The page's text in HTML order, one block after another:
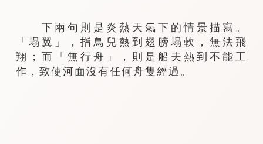
下兩句則是炎熱天氣下的情景描寫。
「塌翼」，指鳥兒熱到翅膀塌軟，無法飛
翔；而「無行舟」，則是船夫熱到不能工
作，致使河面沒有任何舟隻經過。